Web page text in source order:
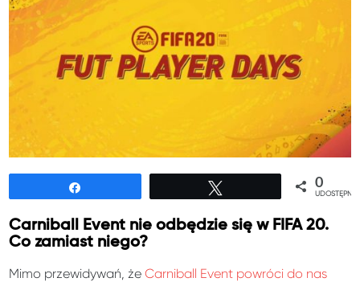
0
Carniball Event nie odbędzie się w FIFA 20.
Co zamiast niego?
Mimo przewidywań, żeCarniball Event powróci do nas